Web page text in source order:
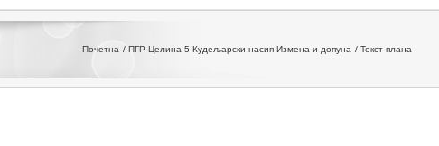
Почетна ПГР Целина 5 Кудељарски насип Измена и допуна Текст плана